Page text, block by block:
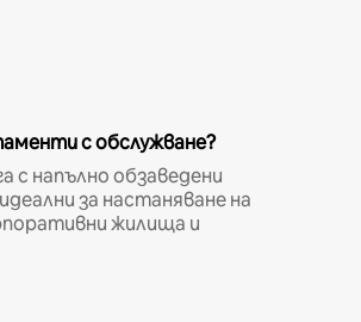
с обслужване?
с напълно обзаведени
за настаняване на
жилища и